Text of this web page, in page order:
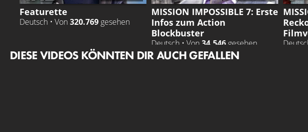
Featurette
Deutsch • Von 320.769 gesehen
MISSION IMPOSSIBLE 7: Erste
Infos zum Action
Blockbuster
Deutsch • Von 34.546 gesehen
DIESE VIDEOS KÖNNTEN DIR AUCH GEFALLEN